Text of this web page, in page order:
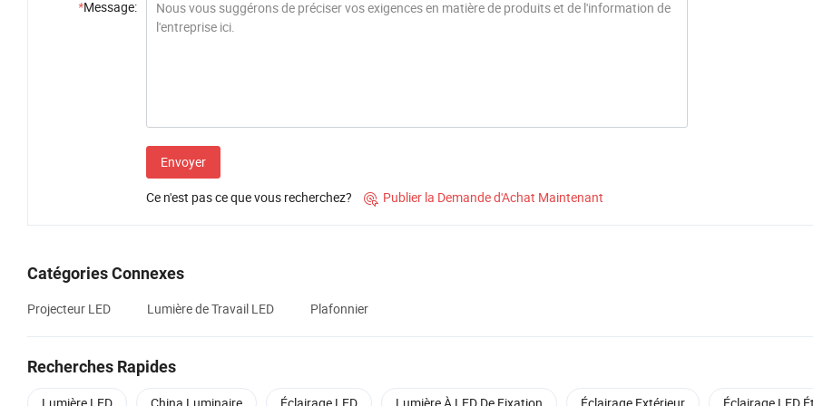
*Message:
Envoyer
Ce n'est pas ce que vous recherchez?  Publier la Demande d'Achat Maintenant
Catégories Connexes
Projecteur LED Lumière de Travail LED Plafonnier
Recherches Rapides